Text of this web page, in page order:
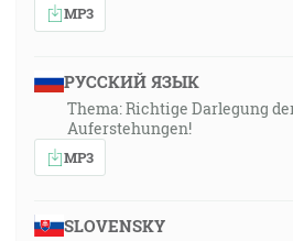
MP3
РУССКИЙ ЯЗЫК
Thema: Richtige Darlegung
Auferstehungen!
MP3
SLOVENSKY